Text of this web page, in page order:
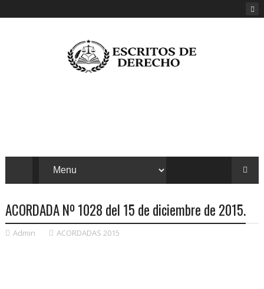
ACORDADA Nº 1028 del 15 de diciembre de 2015.
Admin ACORDADAS 2015